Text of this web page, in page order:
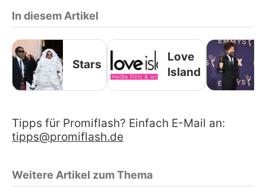
In diesem Artikel
Stars
Love
Island
Tipps für Promiflash? Einfach E-Mail an:
tipps@promiflash.de
Weitere Artikel zum Thema